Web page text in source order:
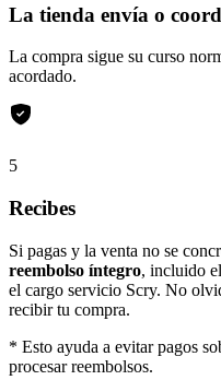
La tienda envía o
La compra sigue su curso
acordado.
5
Recibes
Si pagas y la venta no se
reembolso íntegro, incluido
el cargo servicio Scry. No
recibir tu compra.
* Esto ayuda a evitar pagos
procesar reembolsos.